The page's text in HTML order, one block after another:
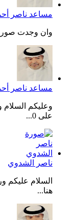
مساعد ناصر
وان وجدت صورة
مساعد ناصر
وعليكم السلام
على 0...
ناصر الشدوي
السلام عليكم
هنا...